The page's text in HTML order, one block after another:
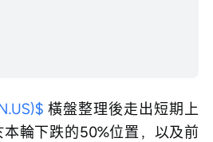
橫盤整理後走出短期上
輪下跌的50%位置，以及前